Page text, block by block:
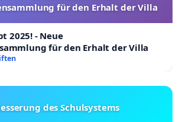
für den Erhalt der Villa
2025! - Neue
für den Erhalt der Villa
des Schulsystems